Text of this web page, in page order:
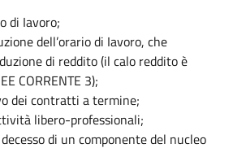
di Iavoro;
dell’orario di Iavoro, che
di reddito (il calo reddito è
CORRENTE 3);
dei contratti a termine;
libero-professionali;
di un componente del nucleo